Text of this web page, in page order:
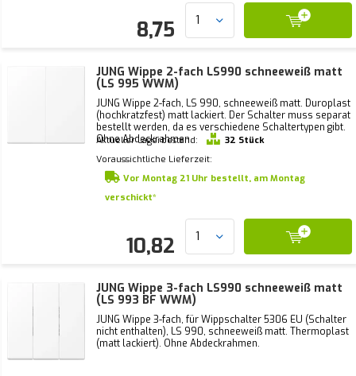
8,75
JUNG Wippe 2-fach LS990 schneeweiß matt
(LS 995 WWM)
JUNG Wippe 2-fach, LS 990, schneeweiß matt. Duroplast
(hochkratzfest) matt lackiert. Der Schalter muss separat
bestellt werden, da es verschiedene Schaltertypen gibt.
Ohne Abdeckrahmen.
Aktueller Lagerbestand:
32 Stück
Voraussichtliche Lieferzeit:
Vor Montag 21 Uhr bestellt, am Montag
verschickt*
10,82
JUNG Wippe 3-fach LS990 schneeweiß matt
(LS 993 BF WWM)
JUNG Wippe 3-fach, für Wippschalter 5306 EU (Schalter
nicht enthalten), LS 990, schneeweiß matt. Thermoplast
(matt lackiert). Ohne Abdeckrahmen.